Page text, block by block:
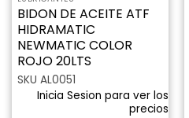
BIDON DE ACEITE ATF
HIDRAMATIC
NEWMATIC COLOR
ROJO 20LTS
SKU AL0051
Inicia Sesion para ver los
precios